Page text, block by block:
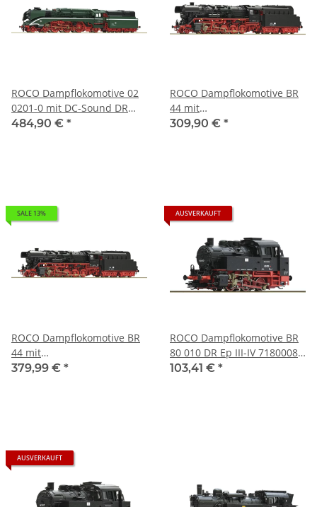
ROCO Dampflokomotive 02
0201-0 mit DC-Sound DR
Ep.IV 36036 Spur TT
484,90 € *
ROCO Dampflokomotive BR
44 mit
Kohlenstaubfeuerung DR
309,90 € *
SALE 13%
ROCO Dampflokomotive BR
44 mit
Kohlenstaubfeuerung, DC-
379,99 € *
AUSVERKAUFT
ROCO Dampflokomotive BR
80 010 DR Ep III-IV 7180008
Spur TT
103,41 € *
AUSVERKAUFT